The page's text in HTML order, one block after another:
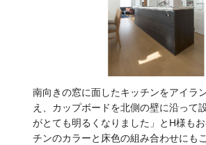
南向きの窓に面したキッチンをアイラ
え、カップボードを北側の壁に沿って
がとても明るくなりました」とH様も
チンのカラーと床色の組み合わせにも